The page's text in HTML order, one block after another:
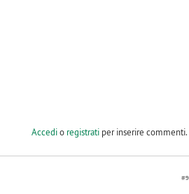
Accedio registratiper inserire commenti.
#9